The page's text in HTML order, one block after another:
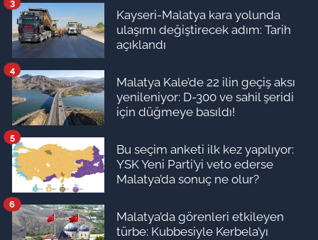
Kayseri-Malatya kara yolunda
ulaşımı değiştirecek adım: Tarih
açıklandı
3
Malatya Kale’de 22 ilin geçiş aksı
yenileniyor: D-300 ve sahil şeridi
için düğmeye basıldı!
4
Bu seçim anketi ilk kez yapılıyor:
YSK Yeni Parti’yi veto ederse
Malatya’da sonuç ne olur?
5
Malatya’da görenleri etkileyen
türbe: Kubbesiyle Kerbela’yı
6